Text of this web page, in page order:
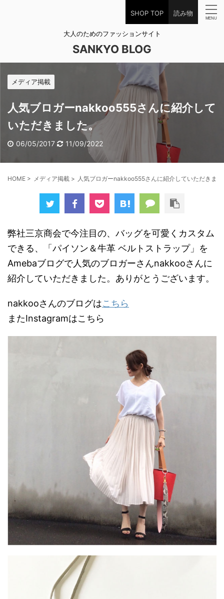
SHOP TOP 読み物
大人のためのファッションサイト
SANKYO BLOG
メディア掲載
人気ブロガーnakkoo555さんに紹介して
いただきました。
06/05/2017 11/09/2022
HOME > メディア掲載 > 人気ブロガーnakkoo555さんに紹介していただきま
弊社三京商会で今注目の、バッグを可愛くカスタム
できる、「パイソン＆牛革 ベルトストラップ」を
Amebaブログで人気のブロガーさんnakkooさんに
紹介していただきました。ありがとうございます。
nakkooさんのブログはこちら
またInstagramはこちら